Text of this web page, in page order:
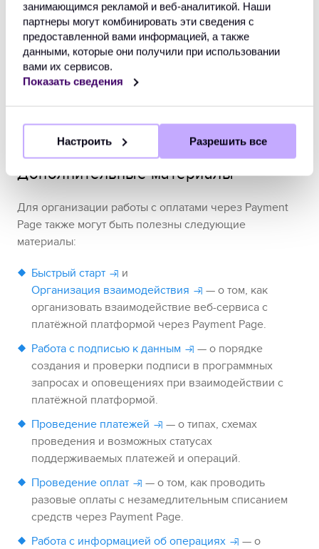
занимающимся рекламой и веб-аналитикой. Наши
партнеры могут комбинировать эти сведения с
предоставленной вами информацией, а также
данными, которые они получили при использовании
вами их сервисов.
Показать сведения
Разрешить все
Настроить
проведении оплаты
В следующем примере оповещение свидетельствует
о том, что оплата была отклонена.
отклонении оплаты
Дополнительные материалы
Для организации работы с оплатами через Payment
Page также могут быть полезны следующие
материалы:
Быстрый старт
и
Организация взаимодействия
— о том, как
организовать взаимодействие веб-сервиса с
платёжной платформой через Payment Page.
Работа с подписью к данным
— о порядке
создания и проверки подписи в программных
запросах и оповещениях при взаимодействии с
платёжной платформой.
Проведение платежей
— о типах, схемах
проведения и возможных статусах
поддерживаемых платежей и операций.
Проведение оплат
— о том, как проводить
разовые оплаты с незамедлительным списанием
средств через Payment Page.
Работа с информацией об операциях
— о